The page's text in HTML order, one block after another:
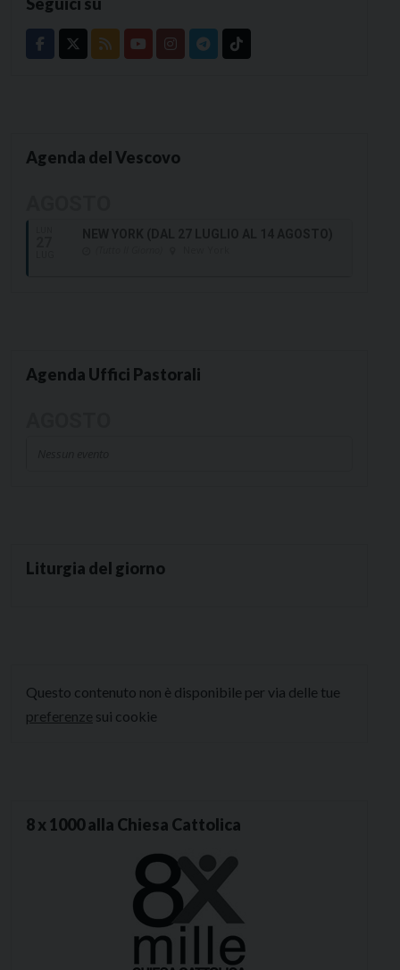
Agenda del Vescovo
Agenda Uffici Pastorali
Liturgia del giorno
Questo contenuto non è disponibile per via delle tue
preferenze sui cookie
8 x 1000 alla Chiesa Cattolica